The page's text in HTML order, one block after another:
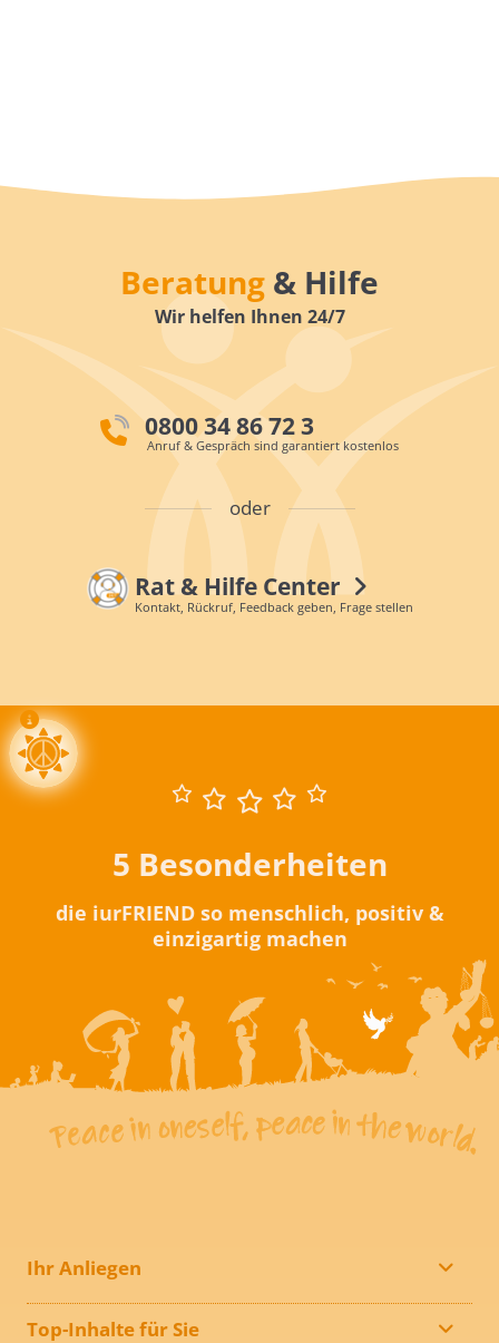
Beratung & Hilfe
Wir helfen Ihnen 24/7
0800 34 86 72 3
Anruf & Gespräch sind garantiert kostenlos
oder
Rat & Hilfe Center
Kontakt, Rückruf, Feedback geben, Frage stellen
5 Besonderheiten
die iurFRIEND so menschlich, positiv &
einzigartig machen
Ihr Anliegen
Top-Inhalte für Sie